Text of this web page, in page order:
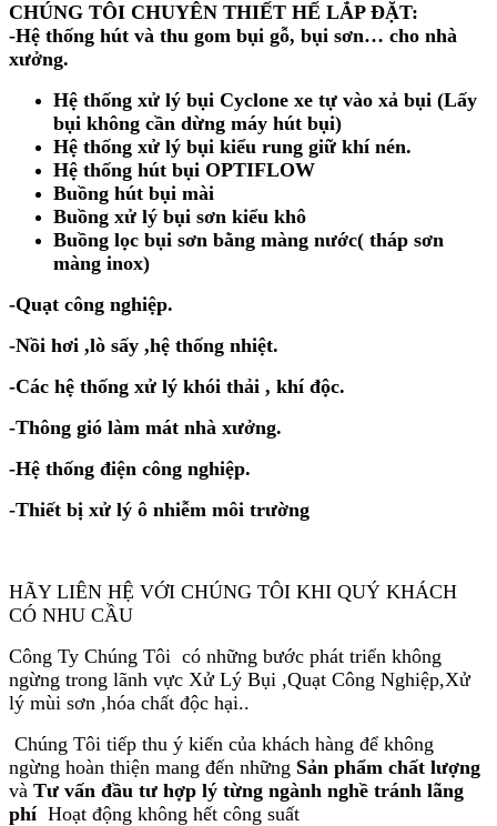
CHÚNG TÔI CHUYÊN THIẾT HẾ LẮP ĐẶT:
-Hệ thống hút và thu gom bụi gỗ, bụi sơn… cho nhà
xưởng.
Hệ thống xử lý bụi Cyclone xe tự vào xả bụi (Lấy
bụi không cần dừng máy hút bụi)
Hệ thống xử lý bụi kiểu rung giữ khí nén.
Hệ thống hút bụi OPTIFLOW
Buồng hút bụi mài
Buồng xử lý bụi sơn kiểu khô
Buồng lọc bụi sơn bằng màng nước( tháp sơn
màng inox)
-Quạt công nghiệp.
-Nồi hơi ,lò sấy ,hệ thống nhiệt.
-Các hệ thống xử lý khói thải , khí độc.
-Thông gió làm mát nhà xưởng.
-Hệ thống điện công nghiệp.
-Thiết bị xử lý ô nhiễm môi trường
HÃY LIÊN HỆ VỚI CHÚNG TÔI KHI QUÝ KHÁCH
CÓ NHU CẦU
Công Ty Chúng Tôi có những bước phát triển không
ngừng trong lãnh vực Xử Lý Bụi ,Quạt Công Nghiệp,Xử
lý mùi sơn ,hóa chất độc hại..
Chúng Tôi tiếp thu ý kiến của khách hàng để không
ngừng hoàn thiện mang đến những Sản phẩm chất lượng
và Tư vấn đầu tư hợp lý từng ngành nghề tránh lãng
phíHoạt động không hết công suất